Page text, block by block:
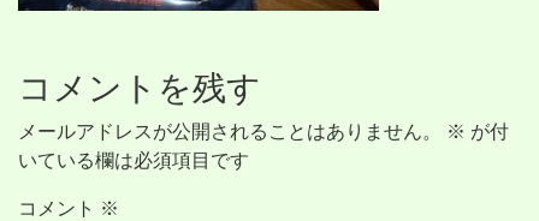
コメントを残す
メールアドレスが公開されることはありません。 ※ が付
いている欄は必須項目です
コメント ※